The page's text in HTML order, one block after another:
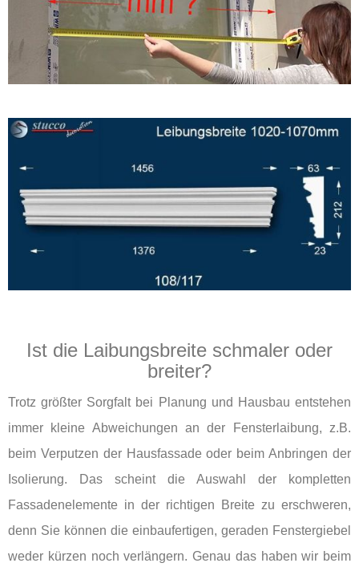
Ist die Laibungsbreite schmaler oder
breiter?
Trotz größter Sorgfalt bei Planung und Hausbau entstehen
immer kleine Abweichungen an der Fensterlaibung, z.B.
beim Verputzen der Hausfassade oder beim Anbringen der
Isolierung. Das scheint die Auswahl der kompletten
Fassadenelemente in der richtigen Breite zu erschweren,
denn Sie können die einbaufertigen, geraden Fenstergiebel
weder kürzen noch verlängern. Genau das haben wir beim